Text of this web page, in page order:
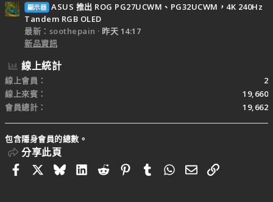
顯示器 ASUS 推出 ROG PG27UCWM、PG32UCWM，4K 240Hz
Tandem RGB OLED
最新：soothepain
昨天 14:17
新品資訊
線上統計
線上會員
2
線上來賓
19,660
會員總計
19,662
包含隱身會員的總數。
分享此頁
FacebookBlueskyLinkedIn
RedditPinterestTumblrWhatsApp
電子郵件
連結